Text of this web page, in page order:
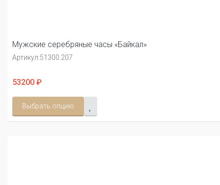
Мужские серебряные часы «Байкал»
Артикул:51300.207
53200 ₽
Выбрать опцию